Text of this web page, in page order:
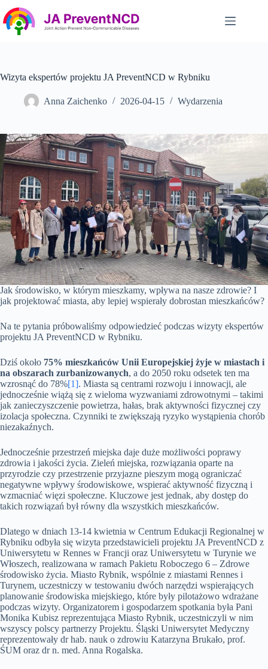
do
treści
Wizyta ekspertów projektu JA PreventNCD w Rybniku
Anna Zaichenko 2026-04-15 Wydarzenia
Jak środowisko, w którym mieszkamy, wpływa na nasze zdrowie? I
jak projektować miasta, aby lepiej wspierały dobrostan mieszkańców?
Na te pytania próbowaliśmy odpowiedzieć podczas wizyty ekspertów
projektu JA PreventNCD w Rybniku.
Dziś około 75% mieszkańców Unii Europejskiej żyje w miastach i
na obszarach zurbanizowanych, a do 2050 roku odsetek ten ma
wzrosnąć do 78%[1]. Miasta są centrami rozwoju i innowacji, ale
jednocześnie wiążą się z wieloma wyzwaniami zdrowotnymi – takimi
jak zanieczyszczenie powietrza, hałas, brak aktywności fizycznej czy
izolacja społeczna. Czynniki te zwiększają ryzyko wystąpienia chorób
niezakaźnych.
Jednocześnie przestrzeń miejska daje duże możliwości poprawy
zdrowia i jakości życia. Zieleń miejska, rozwiązania oparte na
przyrodzie czy przestrzenie przyjazne pieszym mogą ograniczać
negatywne wpływy środowiskowe, wspierać aktywność fizyczną i
wzmacniać więzi społeczne. Kluczowe jest jednak, aby dostęp do
takich rozwiązań był równy dla wszystkich mieszkańców.
Dlatego w dniach 13-14 kwietnia w Centrum Edukacji Regionalnej w
Rybniku odbyła się wizyta przedstawicieli projektu JA PreventNCD z
Uniwersytetu w Rennes w Francji oraz Uniwersytetu w Turynie we
Włoszech, realizowana w ramach Pakietu Roboczego 6 – Zdrowe
środowisko życia. Miasto Rybnik, wspólnie z miastami Rennes i
Turynem, uczestniczy w testowaniu dwóch narzędzi wspierających
planowanie środowiska miejskiego, które były pilotażowo wdrażane
podczas wizyty. Organizatorem i gospodarzem spotkania była Pani
Monika Kubisz reprezentująca Miasto Rybnik, uczestniczyli w nim
wszyscy polscy partnerzy Projektu. Śląski Uniwersytet Medyczny
reprezentowały dr hab. nauk o zdrowiu Katarzyna Brukało, prof.
ŚUM oraz dr n. med. Anna Rogalska.